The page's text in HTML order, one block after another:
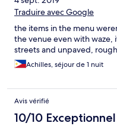
Traduire avec Google
the items in the menu
the venue even with
streets and unpaved,
Achilles, séjour de 1 nuit
Avis vérifié
10/10 Exceptionnel